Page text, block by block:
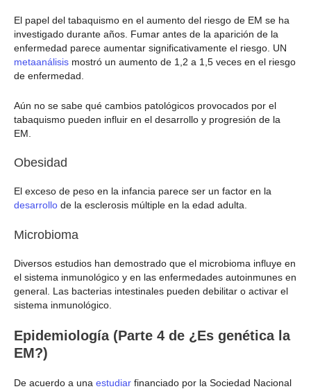
El papel del tabaquismo en el aumento del riesgo de EM se ha
investigado durante años. Fumar antes de la aparición de la
enfermedad parece aumentar significativamente el riesgo. UN
metaanálisis mostró un aumento de 1,2 a 1,5 veces en el riesgo
de enfermedad.
Aún no se sabe qué cambios patológicos provocados por el
tabaquismo pueden influir en el desarrollo y progresión de la
EM.
Obesidad
El exceso de peso en la infancia parece ser un factor en la
desarrollo de la esclerosis múltiple en la edad adulta.
Microbioma
Diversos estudios han demostrado que el microbioma influye en
el sistema inmunológico y en las enfermedades autoinmunes en
general. Las bacterias intestinales pueden debilitar o activar el
sistema inmunológico.
Epidemiología (Parte 4 de ¿Es genética la
EM?)
De acuerdo a una estudiar financiado por la Sociedad Nacional